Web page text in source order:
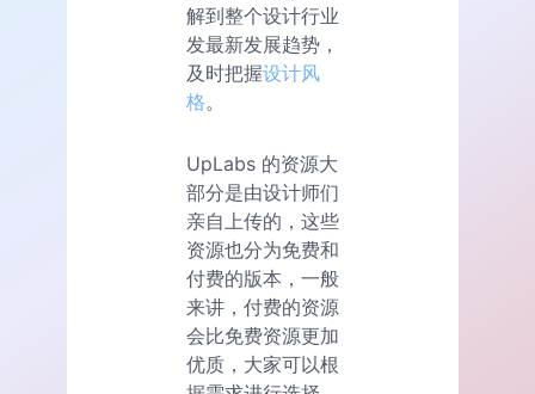
解到整个设计行业
发最新发展趋势，
及时把握设计风
格。
UpLabs 的资源大
部分是由设计师们
亲自上传的，这些
资源也分为免费和
付费的版本，一般
来讲，付费的资源
会比免费资源更加
优质，大家可以根